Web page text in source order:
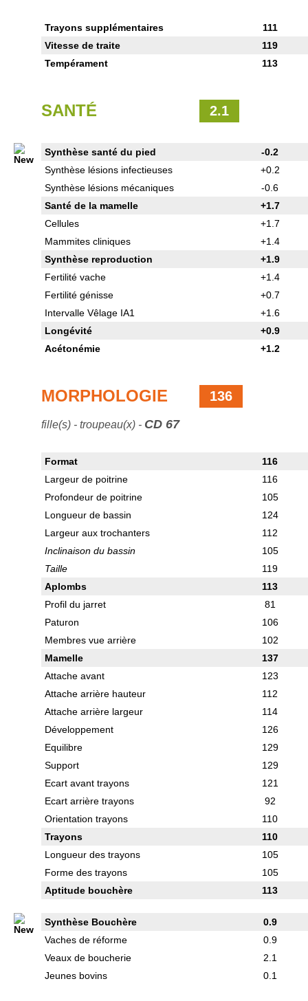
Trayons supplémentaires
111
Vitesse de traite
119
Tempérament
113
SANTÉ 2.1
Synthèse santé du pied
-0.2
Synthèse lésions infectieuses
+0.2
Synthèse lésions mécaniques
-0.6
Santé de la mamelle
+1.7
Cellules
+1.7
Mammites cliniques
+1.4
Synthèse reproduction
+1.9
Fertilité vache
+1.4
Fertilité génisse
+0.7
Intervalle Vêlage IA1
+1.6
Longévité
+0.9
Acétonémie
+1.2
MORPHOLOGIE 136
fille(s) - troupeau(x) - CD 67
Format
116
Largeur de poitrine
116
Profondeur de poitrine
105
Longueur de bassin
124
Largeur aux trochanters
112
Inclinaison du bassin
105
Taille
119
Aplombs
113
Profil du jarret
81
Paturon
106
Membres vue arrière
102
Mamelle
137
Attache avant
123
Attache arrière hauteur
112
Attache arrière largeur
114
Développement
126
Equilibre
129
Support
129
Ecart avant trayons
121
Ecart arrière trayons
92
Orientation trayons
110
Trayons
110
Longueur des trayons
105
Forme des trayons
105
Aptitude bouchère
113
Synthèse Bouchère
0.9
Vaches de réforme
0.9
Veaux de boucherie
2.1
Jeunes bovins
0.1